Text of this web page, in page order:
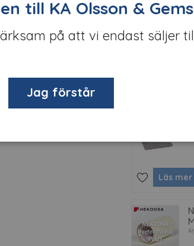
med klart,
för applicering på
Läs mer
till KA Olsson &
på att vi endast säljer
Jag förstår